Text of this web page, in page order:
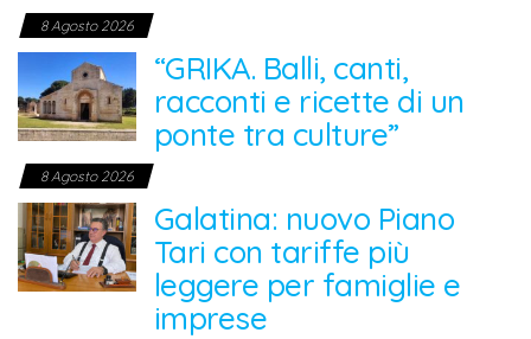
8 Agosto 2026
“GRIKA. Balli, canti,
racconti e ricette di un
ponte tra culture”
8 Agosto 2026
Galatina: nuovo Piano
Tari con tariffe più
leggere per famiglie e
imprese